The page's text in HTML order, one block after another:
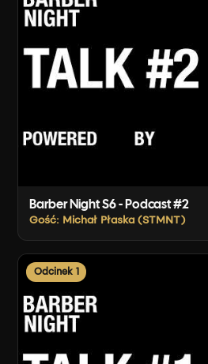
Barber Night S6 - Podcast #2
Gość: Michał Płaska (STMNT)
Odcinek 1